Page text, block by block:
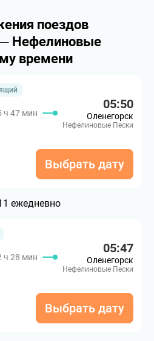
поездов
Нефелиновые
времени
ч 47 мин
05:50
Оленегорск
Нефелиновые Пески
Выбрать дату
ежедневно
ч 28 мин
05:47
Оленегорск
Нефелиновые Пески
Выбрать дату